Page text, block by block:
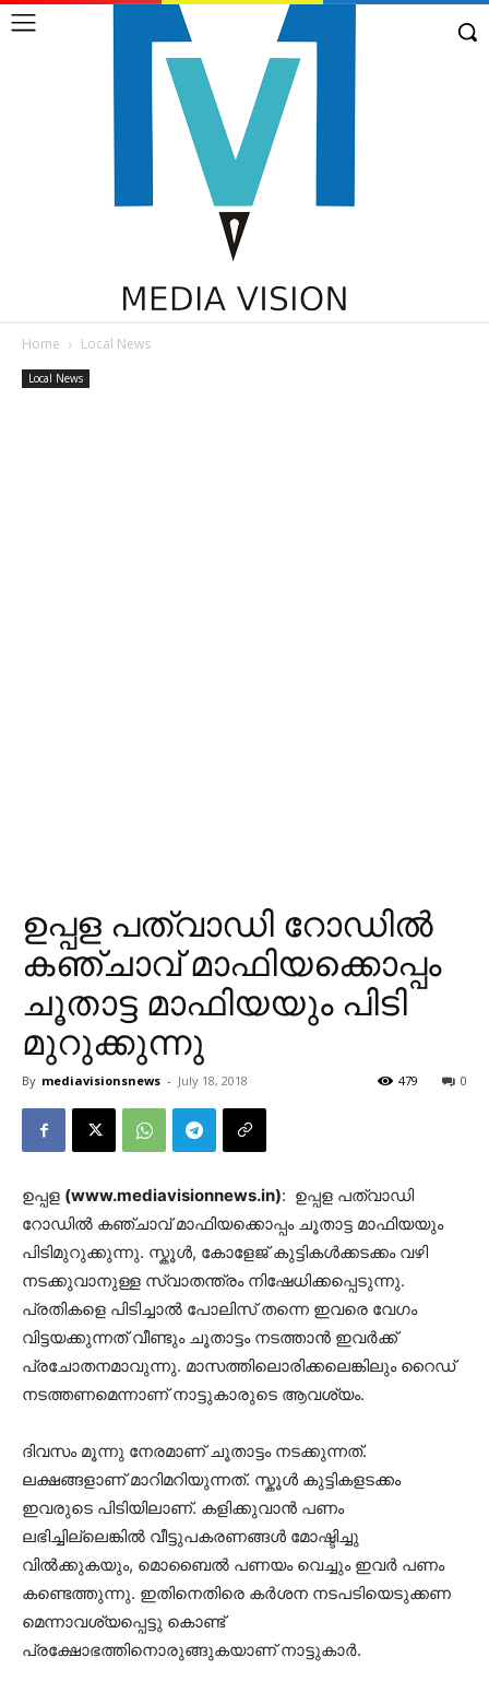
Home Local News
Local News
ഉപ്പള പത്വാഡി റോഡിൽ
കഞ്ചാവ് മാഫിയക്കൊപ്പം
ചൂതാട്ട മാഫിയയും പിടി
മുറുക്കുന്നു
By mediavisionsnews - July 18, 2018 0
479
ഉപ്പള (www.mediavisionnews.in): ഉപ്പള പത്വാഡി
റോഡിൽ കഞ്ചാവ് മാഫിയക്കൊപ്പം ചൂതാട്ട മാഫിയയും
പിടിമുറുക്കുന്നു. സ്കൂൾ, കോളേജ് കുട്ടികൾക്കടക്കം വഴി
നടക്കുവാനുള്ള സ്വാതന്ത്രം നിഷേധിക്കപ്പെടുന്നു.
പ്രതികളെ പിടിച്ചാൽ പോലിസ് തന്നെ ഇവരെ വേഗം
വിട്ടയക്കുന്നത് വീണ്ടും ചൂതാട്ടം നടത്താൻ ഇവർക്ക്
പ്രചോതനമാവുന്നു. മാസത്തിലൊരിക്കലെങ്കിലും റൈഡ്
നടത്തണമെന്നാണ് നാട്ടുകാരുടെ ആവശ്യം.
ദിവസം മൂന്നു നേരമാണ് ചൂതാട്ടം നടക്കുന്നത്.
ലക്ഷങ്ങളാണ് മാറിമറിയുന്നത്. സ്കൂൾ കുട്ടികളടക്കം
ഇവരുടെ പിടിയിലാണ്. കളിക്കുവാൻ പണം
ലഭിച്ചില്ലെങ്കിൽ വീട്ടുപകരണങ്ങൾ മോഷ്ടിച്ചു
വിൽക്കുകയും, മൊബൈൽ പണയം വെച്ചും ഇവർ പണം
കണ്ടെത്തുന്നു. ഇതിനെതിരെ കർശന നടപടിയെടുക്കണ
മെന്നാവശ്യപ്പെട്ടു കൊണ്ട്
പ്രക്ഷോഭത്തിനൊരുങ്ങുകയാണ് നാട്ടുകാർ.